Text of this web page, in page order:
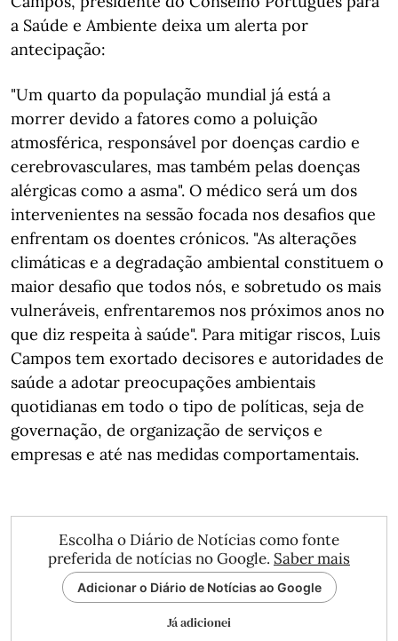
a Saúde e Ambiente deixa um alerta por
antecipação:
"Um quarto da população mundial já está a
morrer devido a fatores como a poluição
atmosférica, responsável por doenças cardio e
cerebrovasculares, mas também pelas doenças
alérgicas como a asma". O médico será um dos
intervenientes na sessão focada nos desafios que
enfrentam os doentes crónicos. "As alterações
climáticas e a degradação ambiental constituem o
maior desafio que todos nós, e sobretudo os mais
vulneráveis, enfrentaremos nos próximos anos no
que diz respeita à saúde". Para mitigar riscos, Luis
Campos tem exortado decisores e autoridades de
saúde a adotar preocupações ambientais
quotidianas em todo o tipo de políticas, seja de
governação, de organização de serviços e
empresas e até nas medidas comportamentais.
Escolha o Diário de Notícias como fonte
preferida de notícias no Google. Saber mais
Adicionar o Diário de Notícias ao Google
Já adicionei